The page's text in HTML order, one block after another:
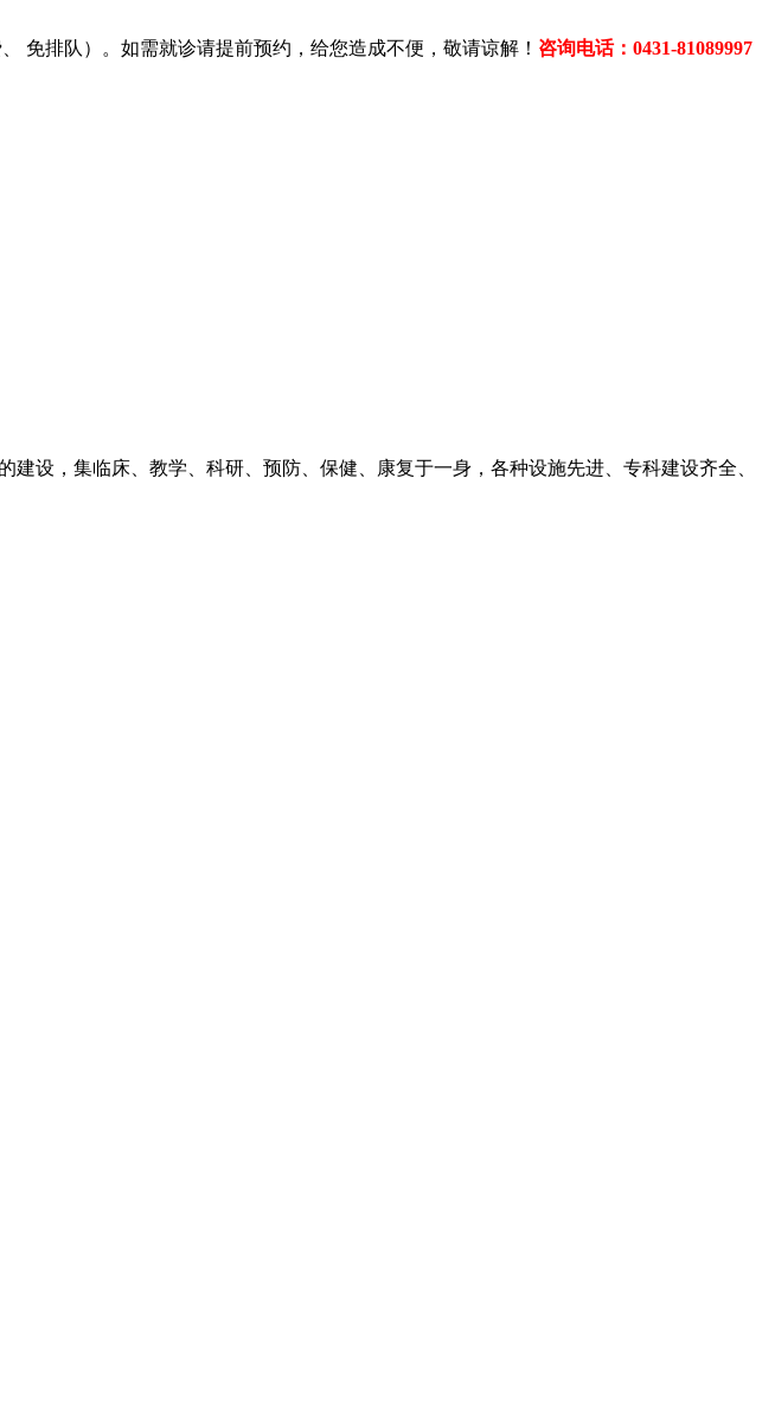
免排队）。如需就诊请提前预约，给您造成不便，敬请谅解！ 咨询电话：0431-81089997
设，集临床、教学、科研、预防、保健、康复于一身，各种设施先进、专科建设齐全、